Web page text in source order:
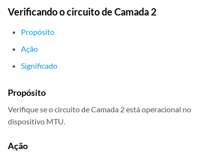
Verificando o circuito de Camada 2
Propósito
Ação
Significado
Propósito
Verifique se o circuito de Camada 2 está operacional no
dispositivo MTU.
Ação